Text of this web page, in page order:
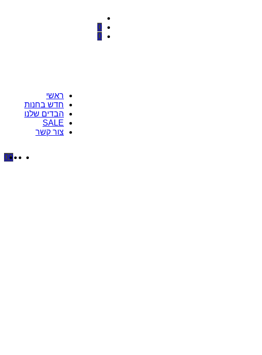
0
0
ראשי
חדש בחנות
הבדים שלנו
SALE
צור קשר
0
0